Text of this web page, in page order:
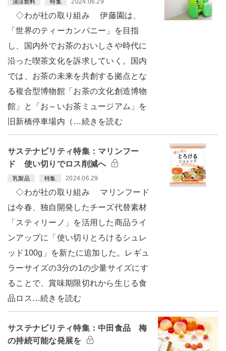
清涼飲料 特集 2024.06.29
◇わが社の取り組み 伊藤園は、
「世界のティーカンパニー」を目指
し、国内外でお茶のおいしさや時代に
沿った喫茶文化を訴求していく。国内
では、お茶の未来を共創する拠点とな
る複合型博物館「お茶の文化創造博物
館」と「お～いお茶ミュージアム」を
旧新橋停車場内（…続きを読む
サステナビリティ特集：マリンフー
ド 使い切りでロス削減へ
乳製品 特集 2024.06.29
◇わが社の取り組み マリンフード
は今春、独自開発したチーズ代替素材
「スティリーノ」を活用した商品ライ
ンアップに「使い切りとろけるシュレ
ッド100g」を新たに追加した。レギュ
ラーサイズの3分の1の少量サイズにす
ることで、賞味期限切れから生じる食
品ロス…続きを読む
サステナビリティ特集：中田食品 梅
の持続可能な発展を